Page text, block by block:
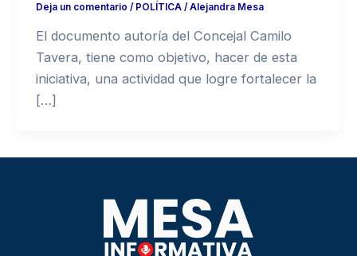
Deja un comentario / POLÍTICA/Alejandra Mesa
El documento autoría del Concejal Camilo
Tavera, tiene como objetivo, hacer de esta
iniciativa, una actividad que logre fortalecer la
[…]